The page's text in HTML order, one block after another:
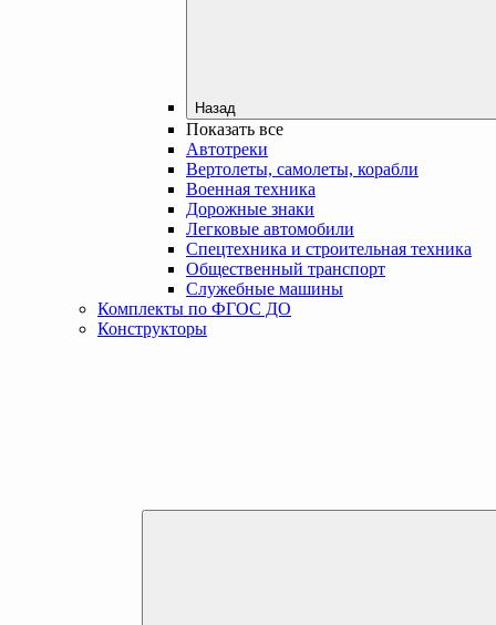
Назад
Показать все
Автотреки
Вертолеты, самолеты, корабли
Военная техника
Дорожные знаки
Легковые автомобили
Спецтехника и строительная техника
Общественный транспорт
Служебные машины
Комплекты по ФГОС ДО
Конструкторы